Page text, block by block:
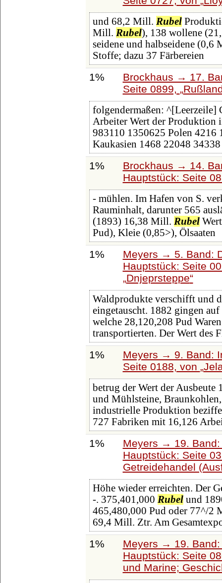
und 68,2 Mill. Rubel
Mill. Rubel), 138 wollene
seidene und halbseidene
Stoffe; dazu 37 Färbereien
1%
Brockhaus → 17.
Seite 0899,
folgendermaßen: ^[Leerzeile]
Arbeiter Wert der Produktion
983110 1350625 Polen
Kaukasien 1468 22048
1%
Brockhaus → 14.
Hauptstück: Seite
- mühlen. Im Hafen von S.
Rauminhalt, darunter 565
(1893) 16,38 Mill. Rubel
Pud), Kleie (0,85>), Ölsaaten
1%
Meyers → 5. Band:
Hauptstück: Seite
Dnjeprsteppe
Waldprodukte verschifft und
eingetauscht. 1882 gingen
welche 28,120,208 Pud
transportierten. Der Wert des
1%
Meyers → 9. Band:
Seite 0188, von
betrug der Wert der
und Mühlsteine,
industrielle Produktion
727 Fabriken mit 16,126
1%
Meyers → 19.
Hauptstück: Seite
Getreidehandel
Höhe wieder erreichten. Der
-. 375,401,000 Rubelund
465,480,000 Pud oder 77^/2
69,4 Mill. Ztr. Am
1%
Meyers → 19.
Hauptstück: Seite
und Marine;